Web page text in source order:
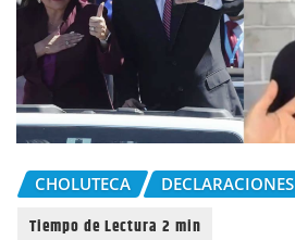
CHOLUTECA DECLARACIONES